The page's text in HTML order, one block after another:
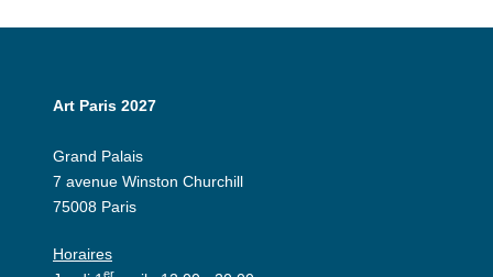
Art Paris 2027
Grand Palais
7 avenue Winston Churchill
75008 Paris
Horaires
er